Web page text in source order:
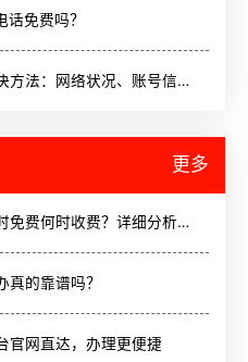
免费吗？
400网络电话常见问题及解决方法：网络状况、账号信息与客服联系指南
更多
400电话接听费用解析：何时免费何时收费？详细分析拨打与接听费用
的靠谱吗？
官网直达，办理更便捷